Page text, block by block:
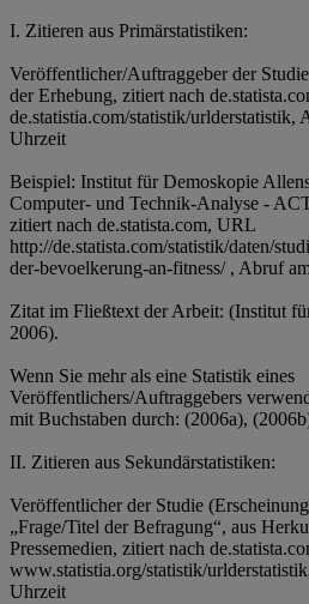
I. Zitieren aus Primärstatistiken:
Veröffentlicher/Auftraggeber der
der Erhebung, zitiert nach
de.statistia.com/statistik/urlderstatistik,
Uhrzeit
Beispiel: Institut für Demoskopie
Computer- und Technik-Analyse -
zitiert nach de.statista.com, URL
http://de.statista.com/statistik/daten/
der-bevoelkerung-an-fitness/ , Abruf
Zitat im Fließtext der Arbeit: (Institut
2006).
Wenn Sie mehr als eine Statistik eines
Veröffentlichers/Auftraggebers
mit Buchstaben durch: (2006a),
II. Zitieren aus Sekundärstatistiken:
Veröffentlicher der Studie
„Frage/Titel der Befragung“, aus
Pressemedien, zitiert nach
www.statistia.org/statistik/
Uhrzeit